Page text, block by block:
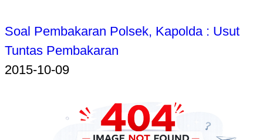
Soal Pembakaran Polsek, Kapolda : Usut
Tuntas Pembakaran
2015-10-09